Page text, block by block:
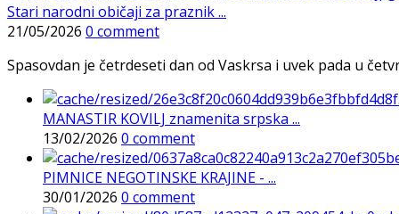
Stari narodni običaji za praznik ...
21/05/2026 0 comment
Spasovdan je četrdeseti dan od Vaskrsa i uvek pada u
MANASTIR KOVILJ znamenita srpska ...
13/02/2026 0 comment
PIMNICE NEGOTINSKE KRAJINE - ...
30/01/2026 0 comment